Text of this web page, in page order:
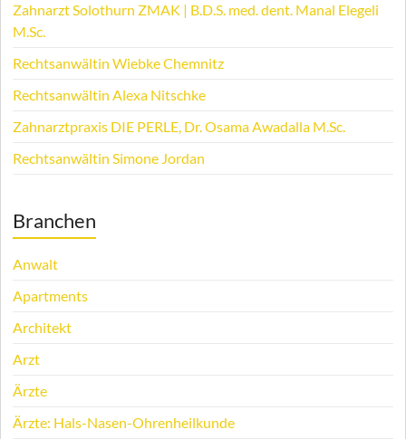
Zahnarzt Solothurn ZMAK | B.D.S. med. dent. Manal Elegeli
M.Sc.
Rechtsanwältin Wiebke Chemnitz
Rechtsanwältin Alexa Nitschke
Zahnarztpraxis DIE PERLE, Dr. Osama Awadalla M.Sc.
Rechtsanwältin Simone Jordan
Branchen
Anwalt
Apartments
Architekt
Arzt
Ärzte
Ärzte: Hals-Nasen-Ohrenheilkunde